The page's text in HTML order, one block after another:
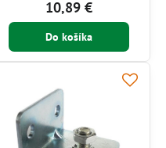
10,89 €
Do košíka